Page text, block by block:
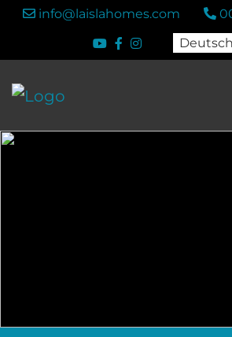
info@laislahomes.com
Deutsch